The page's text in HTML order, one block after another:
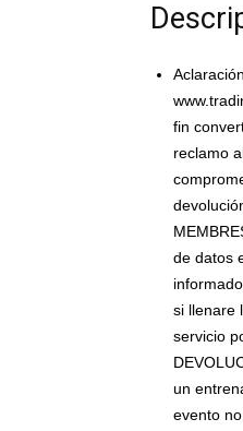
Aclaración
fin
reclamo
de datos
si llenare
servicio
un
evento